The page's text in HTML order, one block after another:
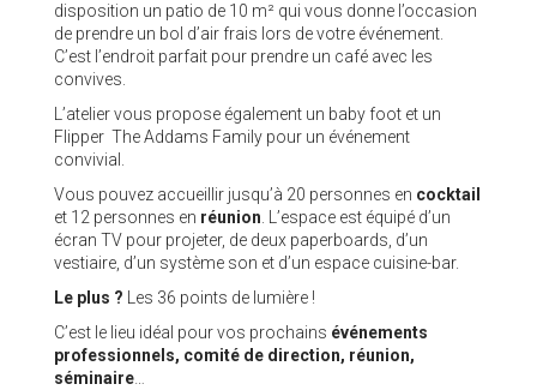
disposition un patio de 10 m² qui vous donne l’occasion
de prendre un bol d’air frais lors de votre événement.
C’est l’endroit parfait pour prendre un café avec les
convives.
L’atelier vous propose également un baby foot et un
Flipper The Addams Family pour un événement
convivial.
Vous pouvez accueillir jusqu’à 20 personnes en cocktail
et 12 personnes en réunion . L’espace est équipé d’un
écran TV pour projeter, de deux paperboards, d’un
vestiaire, d’un système son et d’un espace cuisine-bar.
Le plus ? Les 36 points de lumière !
C’est le lieu idéal pour vos prochains événements
professionnels, comité de direction, réunion,
séminaire